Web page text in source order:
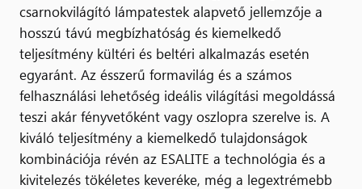
csarnokvilágító lámpatestek alapvető jellemzője a
hosszú távú megbízhatóság és kiemelkedő
teljesítmény kültéri és beltéri alkalmazás esetén
egyaránt. Az ésszerű formavilág és a számos
felhasználási lehetőség ideális világítási megoldássá
teszi akár fényvetőként vagy oszlopra szerelve is. A
kiváló teljesítmény a kiemelkedő tulajdonságok
kombinációja révén az ESALITE a technológia és a
kivitelezés tökéletes keveréke, még a legextrémebb